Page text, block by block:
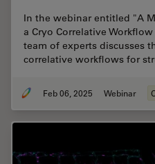
In the webinar entitled "A
a Cryo Correlative
team of experts discusses
correlative workflows for
Feb 06, 2025 Webinar